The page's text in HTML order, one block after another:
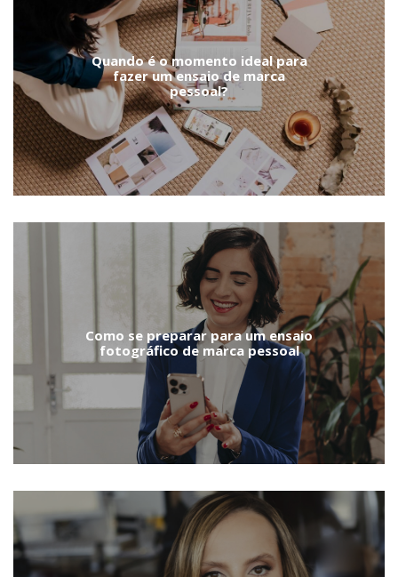
Quando é o momento ideal para
fazer um ensaio de marca
pessoal?
Como se preparar para um ensaio
fotográfico de marca pessoal